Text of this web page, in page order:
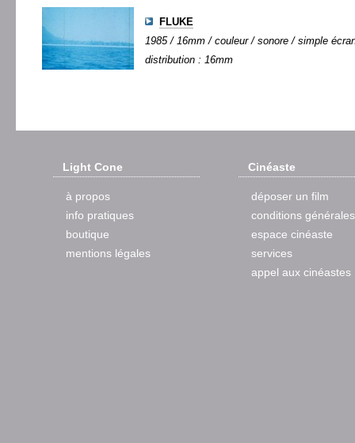
FLUKE
1985 / 16mm / couleur / sonore / simple
distribution : 16mm
Light Cone
à propos
info pratiques
boutique
mentions légales
Cinéaste
déposer un film
conditions générales
espace cinéaste
services
appel aux cinéastes